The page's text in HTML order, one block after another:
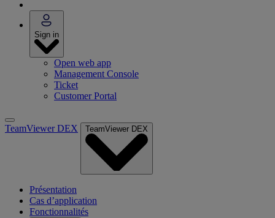
Sign in
Open web app
Management Console
Ticket
Customer Portal
TeamViewer DEX TeamViewer DEX
Présentation
Cas d’application
Fonctionnalités